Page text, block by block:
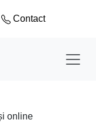
Contact